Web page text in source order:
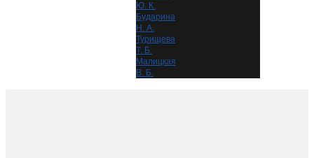
Ю. К.
Бударина
Н. А.
Турищева
Т. Б.
Малицкая
В. Б.